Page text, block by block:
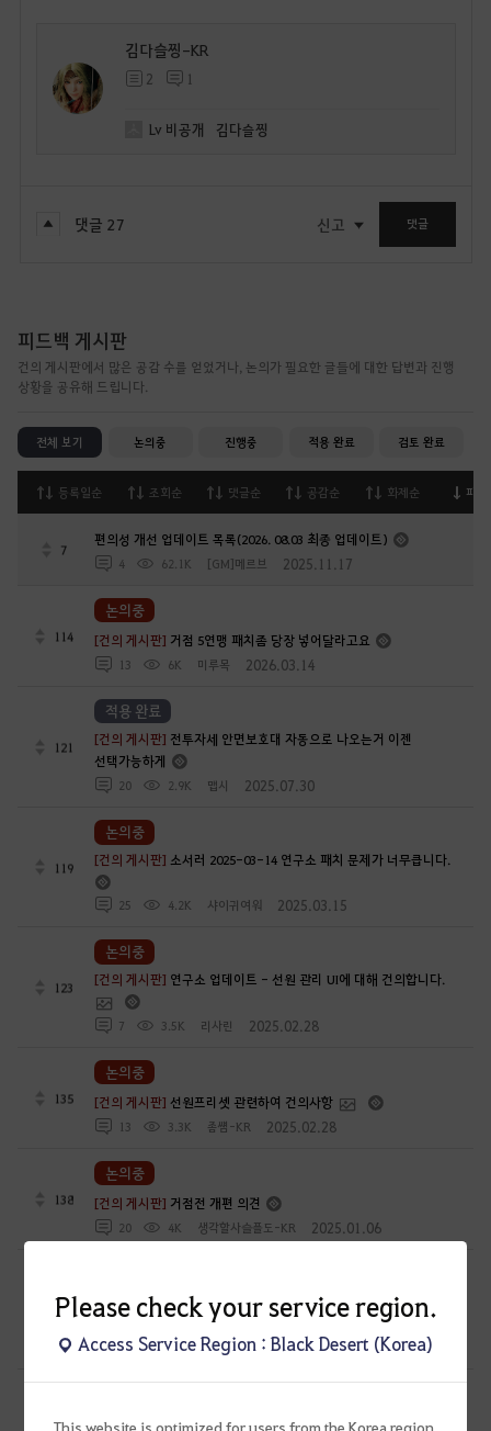
Please check your service region.
Access Service Region : Black Desert (Korea)
This website is optimized for users from the Korea region.
김다슬찡-KR
2 1
Lv 비공개 김다슬찡
댓글 27 신고 댓글
피드백 게시판
건의 게시판에서 많은 공감 수를 얻었거나, 논의가 필요한 글들에 대한 답변과 진행
상황을 공유해 드립니다.
전체 보기 논의중 진행중 적용 완료 검토 완료
등록일순 조회순 댓글순 공감순 화제순 피
7
편의성 개선 업데이트 목록(2026. 08.03 최종 업데이트)
4 62.1K [GM]메르브 2025.11.17
114 [건의 게시판] 거점 5연맹 패치좀 당장 넣어달라고요
13 6K 미루목 2026.03.14
논의중
121
[건의 게시판] 전투자세 안면보호대 자동으로 나오는거 이젠
선택가능하게
20 2.9K 맵시 2025.07.30
적용 완료
119 [건의 게시판] 소서러 2025-03-14 연구소 패치 문제가 너무큽니다.
25 4.2K 샤이귀여워 2025.03.15
논의중
123
[건의 게시판] 연구소 업데이트 - 선원 관리 UI에 대해 건의합니다.
7 3.5K 리사린 2025.02.28
논의중
135 [건의 게시판]선원프리셋 관련하여 건의사항
13 3.3K 좀썜-KR 2025.02.28
논의중
138 [건의 게시판] 거점전 개편 의견
20 4K 생각할사슬플도-KR 2025.01.06
논의중
116 [건의 게시판]8.30 연구소 패치 후 전승 미스틱 패치 방향성 건의
37 5.2K 피빠뿌 2024.08.30
[건의 게시판] 2024-08-10 지식에 필요성에 대해서 건의합니다. -